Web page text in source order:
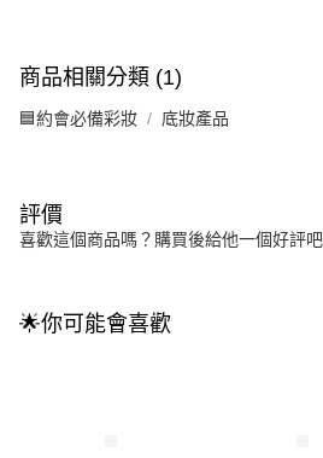
商品相關分類 (1)
🟦約會必備彩妝 底妝產品
評價
喜歡這個商品嗎？購買後給他一個好評吧
🌟你可能會喜歡